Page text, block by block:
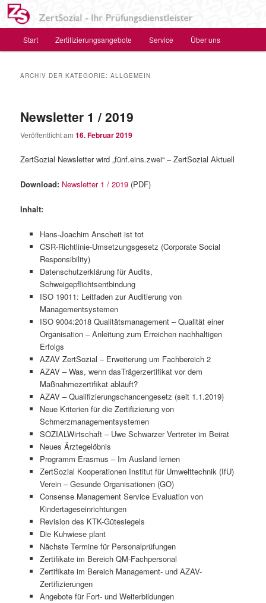
Zum
primären
Inhalt
springen
Zum
sekundären
Inhalt
springenZertSozial GmbH – Ihr
Prüfungsdienstleister
Das Zertifizierungs- und Prüfungsinstitut für
Soziales, Gesundheit und Bildung
Hauptmenü
Start Zertifizierungsangebote Service Über uns
ARCHIV DER KATEGORIE:ALLGEMEIN
Newsletter 1 / 2019
Veröffentlicht am16. Februar 2019
ZertSozial Newsletter wird „fünf.eins.zwei“ – ZertSozial Aktuell
Download: Newsletter 1 / 2019 (PDF)
Inhalt:
Hans-Joachim Anscheit ist tot
CSR-Richtlinie-Umsetzungsgesetz (Corporate Social
Responsibility)
Datenschutzerklärung für Audits,
Schweigepflichtsentbindung
ISO 19011: Leitfaden zur Auditierung von
Managementsystemen
ISO 9004:2018 Qualitätsmanagement – Qualität einer
Organisation – Anleitung zum Erreichen nachhaltigen
Erfolgs
AZAV ZertSozial – Erweiterung um Fachbereich 2
AZAV – Was, wenn dasTrägerzertifikat vor dem
Maßnahmezertifikat abläuft?
AZAV – Qualifizierungschancengesetz (seit 1.1.2019)
Neue Kriterien für die Zertifizierung von
Schmerzmanagementsystemen
SOZIALWirtschaft – Uwe Schwarzer Vertreter im Beirat
Neues Ärztegelöbnis
Programm Erasmus – Im Ausland lernen
ZertSozial Kooperationen Institut für Umwelttechnik (IfU)
Verein – Gesunde Organisationen (GO)
Consense Management Service Evaluation von
Kindertageseinrichtungen
Revision des KTK-Gütesiegels
Die Kuhwiese plant
Nächste Termine für Personalprüfungen
Zertifikate im Bereich QM-Fachpersonal
Zertifikate im Bereich Management- und AZAV-
Zertifizierungen
Angebote für Fort- und Weiterbildungen